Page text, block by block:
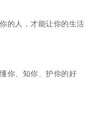
的人，才能让你的生活
你、知你、护你的好